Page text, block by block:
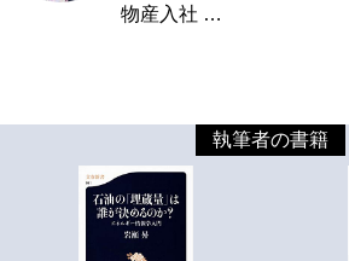
物産入社 …
執筆者の書籍